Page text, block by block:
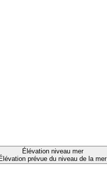
Élévation niveau mer
Élévation prévue du niveau de la mer